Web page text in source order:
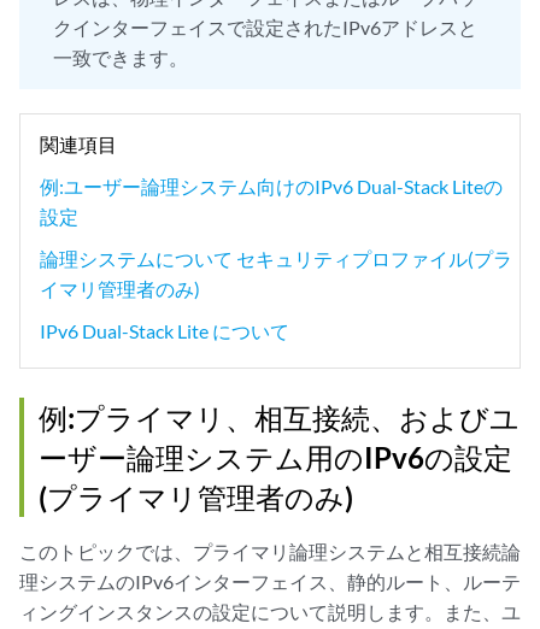
クインターフェイスで設定されたIPv6アドレスと
一致できます。
関連項目
例:ユーザー論理システム向けのIPv6 Dual-Stack Liteの
設定
論理システムについて セキュリティプロファイル(プラ
イマリ管理者のみ)
IPv6 Dual-Stack Lite について
例:プライマリ、相互接続、およびユ
ーザー論理システム用のIPv6の設定
(プライマリ管理者のみ)
このトピックでは、プライマリ論理システムと相互接続論
理システムのIPv6インターフェイス、静的ルート、ルーテ
ィングインスタンスの設定について説明します。また、ユ